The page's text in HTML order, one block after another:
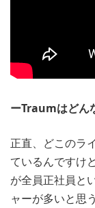
ーTraumはどん
正直、どこのラ
ているんですけ
が全員正社員と
ャーが多いと思